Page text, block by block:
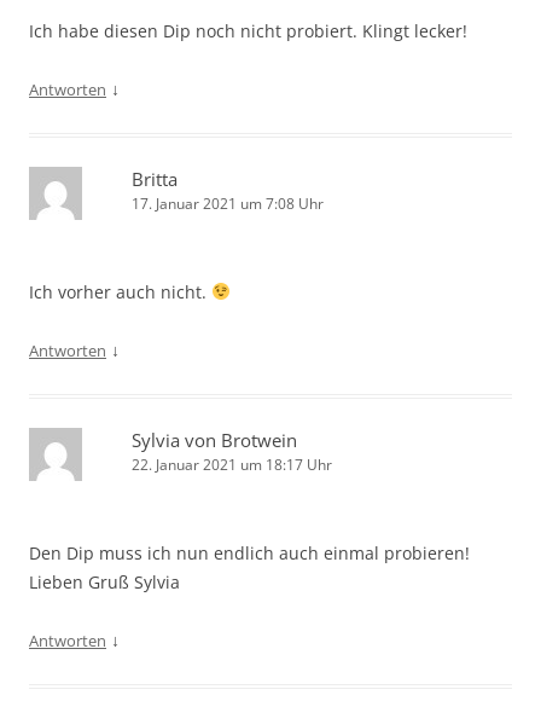
Ich habe diesen Dip noch nicht probiert. Klingt lecker!
Antworten ↓
Britta
17. Januar 2021 um 7:08 Uhr
Ich vorher auch nicht.
Antworten ↓
Sylvia von Brotwein
22. Januar 2021 um 18:17 Uhr
Den Dip muss ich nun endlich auch einmal probieren!
Lieben Gruß Sylvia
Antworten ↓